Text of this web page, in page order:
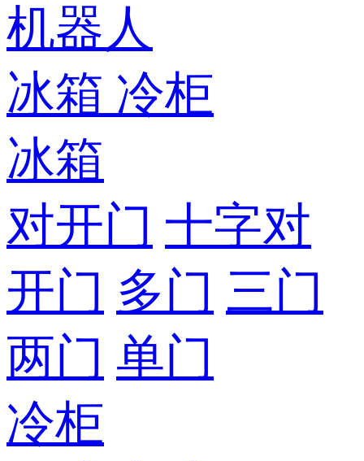
机器人
冰箱 冷柜
冰箱
对开门 十字对
开门 多门 三门
两门 单门
冷柜